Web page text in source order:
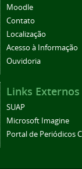
Moodle
Contato
Localização
Acesso à Informação
Ouvidoria
Links Externos
SUAP
Microsoft Imagine
Portal de Periódicos